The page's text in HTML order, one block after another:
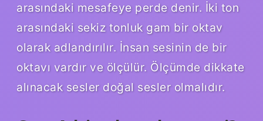
arasındaki mesafeye perde denir. İki ton
arasındaki sekiz tonluk gam bir oktav
olarak adlandırılır. İnsan sesinin de bir
oktavı vardır ve ölçülür. Ölçümde dikkate
alınacak sesler doğal sesler olmalıdır.